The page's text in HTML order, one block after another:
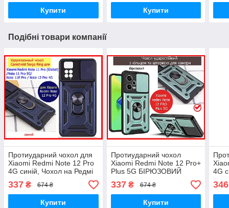
Купити Купити
Подібні товари компанії
Протиударний чохол для
Xiaomi Redmi Note 12 Pro
4G синій, Чохол на Редмі
Нот 12 Про з кільцем
шторкою бронір
337 ₴ 674 ₴
Купити
Протиударний чохол
Xiaomi Redmi Note 12 Pro+
Plus 5G БІРЮЗОВИЙ
чохол на ксіомі редмі нот
12 про+ з кільцем
337₴ 674 ₴
Купити
4G
нот
346